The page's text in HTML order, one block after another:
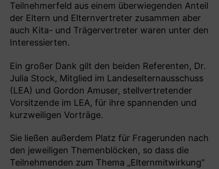
Teilnehmerfeld aus einem überwiegenden Anteil
der Eltern und Elternvertreter zusammen aber
auch Kita- und Trägervertreter waren unter den
Interessierten.
Ein großer Dank gilt den beiden Referenten, Dr.
Julia Stock, Mitglied im Landeselternausschuss
(LEA) und Gordon Amuser, stellvertretender
Vorsitzende im LEA, für ihre spannenden und
kurzweiligen Vorträge.
Sie ließen außerdem Platz für Fragerunden nach
den jeweiligen Themenblöcken, so dass die
Teilnehmenden zum Thema „Elternmitwirkung“